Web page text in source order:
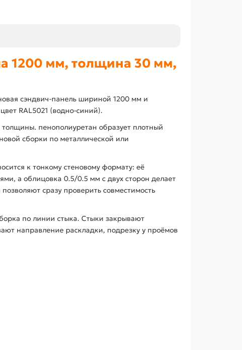
1200 мм, толщина 30 мм,
сэндвич-панель шириной 1200 мм и
RAL5021 (водно-синий).
пенополиуретан образует плотный
сборки по металлической или
к тонкому стеновому формату: её
а облицовка 0.5/0.5 мм с двух сторон делает
сразу проверить совместимость
по линии стыка. Стыки закрывают
направление раскладки, подрезку у проёмов